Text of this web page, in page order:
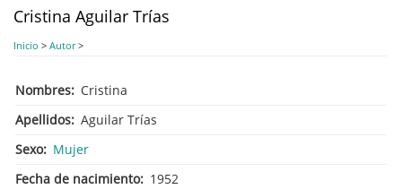
Cristina Aguilar Trías
Inicio > Autor>
Nombres
Cristina
Apellidos Aguilar Trías
Sexo
Mujer
Fecha de nacimiento
1952